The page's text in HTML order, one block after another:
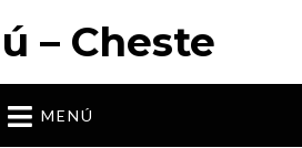
– Cheste
MENÚ